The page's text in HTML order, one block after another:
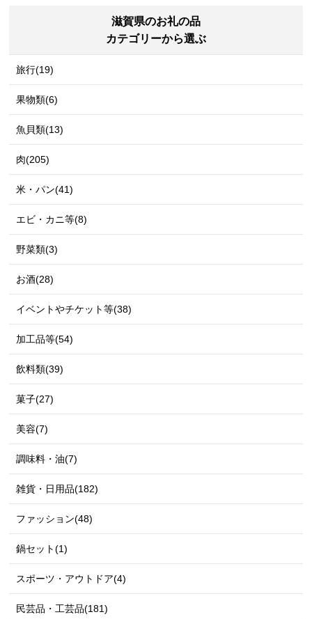
滋賀県のお礼の品
カテゴリーから選ぶ
旅行(19)
果物類(6)
魚貝類(13)
肉(205)
米・パン(41)
エビ・カニ等(8)
野菜類(3)
お酒(28)
イベントやチケット等(38)
加工品等(54)
飲料類(39)
菓子(27)
美容(7)
調味料・油(7)
雑貨・日用品(182)
ファッション(48)
鍋セット(1)
スポーツ・アウトドア(4)
民芸品・工芸品(181)